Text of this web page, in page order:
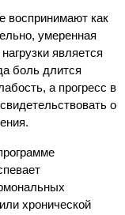
воспринимают как
умеренная
является
боль длится
а прогресс в
о
хронической